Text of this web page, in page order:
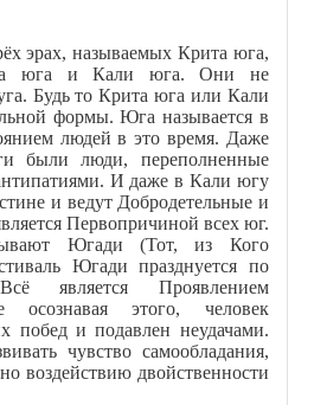
эрах, называемых Крита юга,
юга и Кали юга. Они не
Будь то Крита юга или Кали
формы. Юга называется в
людей в это время. Даже
были люди, переполненные
И даже в Кали югу
и ведут Добродетельные и
Первопричиной всех юг.
Югади (Тот, из Кого
Югади празднуется по
является Проявлением
осознавая этого, человек
побед и подавлен неудачами.
чувство самообладания,
воздействию двойственности